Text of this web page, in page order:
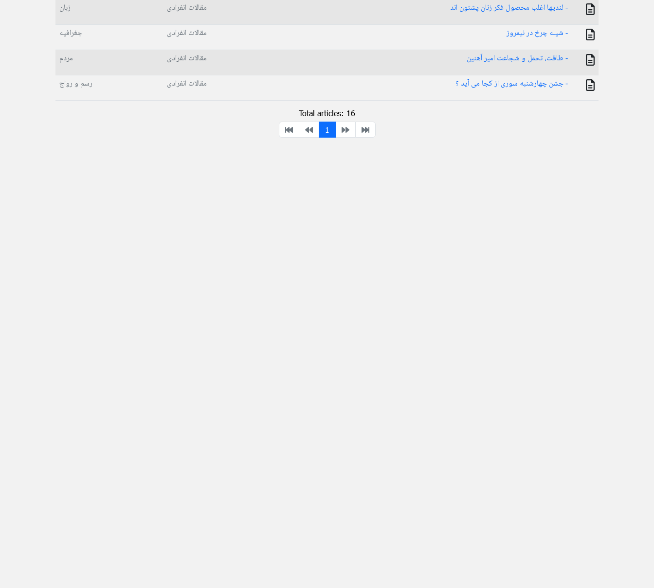
- لندیها اغلب محصول فکر زنان پشتون اند
مقالات انفرادی
زبان
- شیله چرخ در نیمروز
مقالات انفرادی
جغرافیه
- طاقت، تحمل و شجاعت امیر آهنین
مقالات انفرادی
مردم
- جشن چهارشنبه سورى از کجا می آید ؟
مقالات انفرادی رسم و رواج
Total articles: 16
1